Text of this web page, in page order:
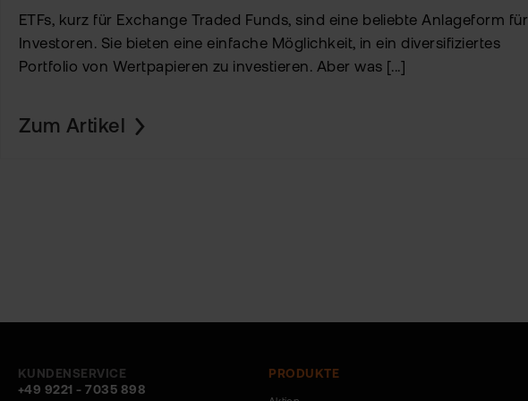
ETFs, kurz für Exchange Traded Funds, sind eine beliebte Anlageform für
Investoren. Sie bieten eine einfache Möglichkeit, in ein diversifiziertes
Portfolio von Wertpapieren zu investieren. Aber was [...]
Zum Artikel
KUNDENSERVICE
+49 9221 - 7035 898
PRODUKTE